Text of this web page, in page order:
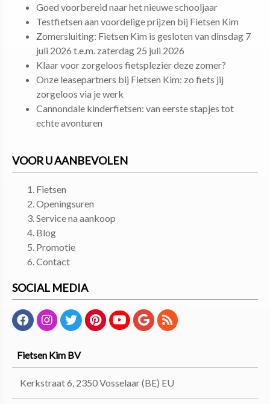
Goed voorbereid naar het nieuwe schooljaar
Testfietsen aan voordelige prijzen bij Fietsen Kim
Zomersluiting: Fietsen Kim is gesloten van dinsdag 7
juli 2026 t.e.m. zaterdag 25 juli 2026
Klaar voor zorgeloos fietsplezier deze zomer?
Onze leasepartners bij Fietsen Kim: zo fiets jij
zorgeloos via je werk
Cannondale kinderfietsen: van eerste stapjes tot
echte avonturen
VOOR U AANBEVOLEN
Fietsen
Openingsuren
Service na aankoop
Blog
Promotie
Contact
SOCIAL MEDIA
Fietsen Kim BV
Kerkstraat 6, 2350 Vosselaar (BE) EU